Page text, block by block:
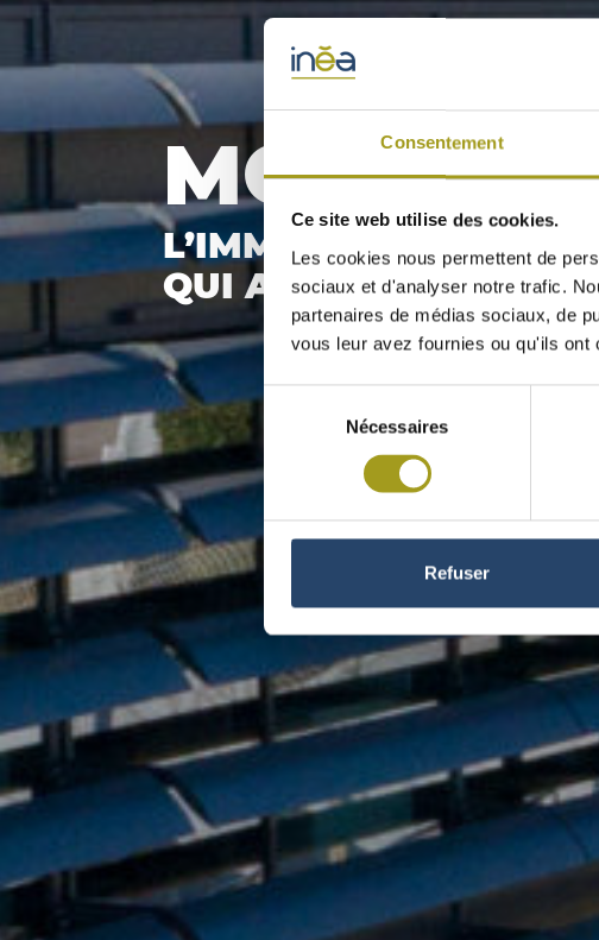
Consentement
Ce site web utilise des cookies.
Les cookies nous permettent de
sociaux et d'analyser notre trafic.
partenaires de médias sociaux, de
vous leur avez fournies ou qu'ils
Sélection
consentement
Nécessaires
Refuser
L’IMMEUBLE
QUI A TOUT COMPRIS